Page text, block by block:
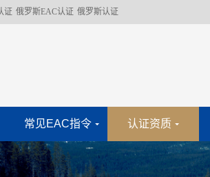
证 俄罗斯EAC认证 俄罗斯认证
常见EAC指令 认证资质